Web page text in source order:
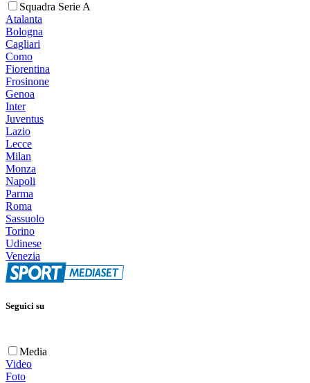
Squadra Serie A
Atalanta
Bologna
Cagliari
Como
Fiorentina
Frosinone
Genoa
Inter
Juventus
Lazio
Lecce
Milan
Monza
Napoli
Parma
Roma
Sassuolo
Torino
Udinese
Venezia
Seguici su
Media
Video
Foto